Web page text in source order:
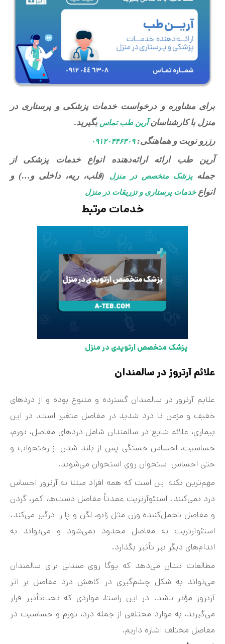
برای مشاوره و درخواست خدمات پزشکی و پرستاری در
منزل با کارشناسانآرین طب تماس بگیرید.
رزرو نوبت و هماهنگی:۰۹۱۲۰۴۴۶۳۰۹
آرین طب ارائه ارائه‌دهنده انواع خدمات پزشکی از
جملهپزشک متخصص در منزل
(قلب، ریه، داخلی و…) و
انواعخدمات پرستاری و تزریقات در منزل
خدمات مرتبط
پزشک متخصص ارتوپدی در منزل
علائم آرتروز در سالمندان
علایم آرتروز در سالمندان گسترده و متنوع بوده و از دردهای
خفیف و مزمن تا درد شدید در مفاصل متغیر است. در این
بیماری، علائم شایع در سالمندان شامل دردهای مفاصل، تورم،
حساسیت، احساس خستگی پس از بلند شدن از رختخواب و
حتی احساس استخوان روی استخوان می‌شوند.
مهم‌ترین نکته این است که همه افراد مبتلا به آرتروز احساس
درد نمی‌کنند. استئوآرتریت عمدتاً مفاصل دست‌ها، کمر، گردن
و مفاصل تحمل‌کننده وزن مثل زانو، لگن و پا را درگیر می‌کند.
استئوآرتریت به مفاصل محدود نمی‌شود و می‌تواند به
اندام‌های دیگر نیز تأثیر بگذارد.
مطالعات نشان می‌دهد که یوگا روی صندلی برای سالمندان
می‌تواند به شکل چشم‌گیری در کاهش درد مفاصل بر اثر
آرتروز مؤثر باشد. در این راستا، مواردی که تحت‌تأثیر قرار
می‌گیرند، به موارد مختلفی از جمله درد، تورم و حساسیت در
مفاصل مختلف اشاره داریم.